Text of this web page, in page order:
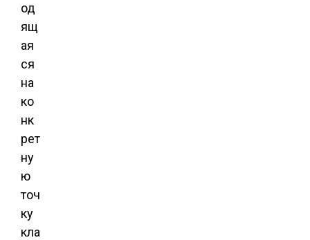
од
ящ
ая
ся
на
ко
нк
рет
ну
ю
точ
ку
кла